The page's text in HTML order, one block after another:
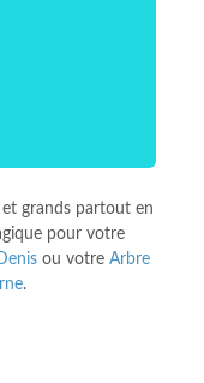
grands partout en
pour votre
ou votre Arbre
.